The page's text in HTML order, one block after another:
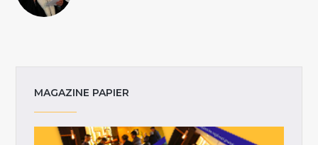
MAGAZINE PAPIER